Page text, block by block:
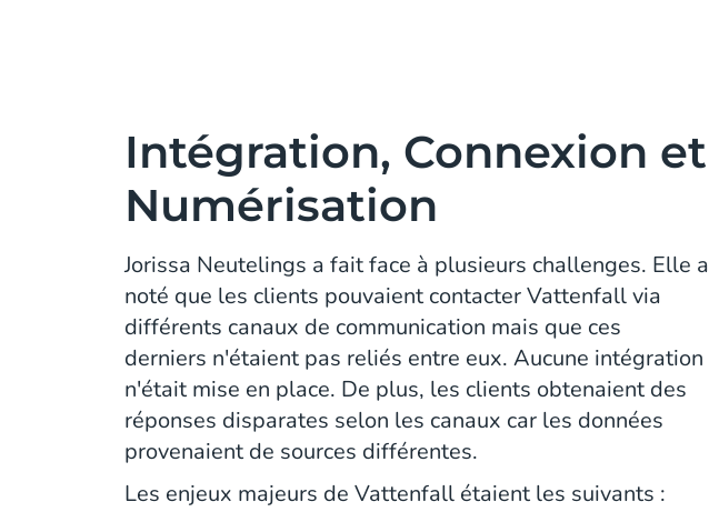
Intégration, Connexion et
Numérisation
Jorissa Neutelings a fait face à plusieurs challenges. Elle a
noté que les clients pouvaient contacter Vattenfall via
différents canaux de communication mais que ces
derniers n'étaient pas reliés entre eux. Aucune intégration
n'était mise en place. De plus, les clients obtenaient des
réponses disparates selon les canaux car les données
provenaient de sources différentes.
Les enjeux majeurs de Vattenfall étaient les suivants :